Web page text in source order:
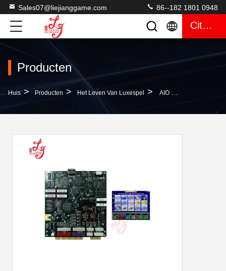
Sales07@liejianggame.com 86--182 1801 0948
Citaat
Producten
Huis > Producten > Het Leven Van Luxespel > AIO WMS 550 Life Of Luxury 89%-94% LOL PCB Board Te Koop